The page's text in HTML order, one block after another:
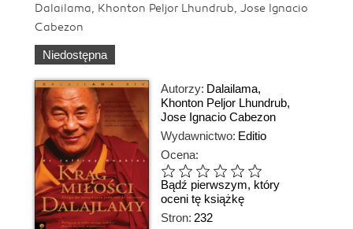
Dalailama, Khonton Peljor Lhundrub, Jose Ignacio
Cabezon
Niedostępna
Autorzy: Dalailama,
Khonton Peljor Lhundrub,
Jose Ignacio Cabezon
Wydawnictwo: Editio
Ocena:
Bądź pierwszym, który
oceni tę książkę
Stron: 232